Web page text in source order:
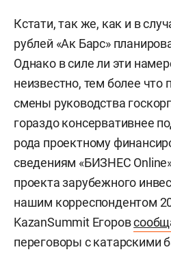
Кстати, так же, как и в
рублей «Ак Барс»
Однако в силе ли эти
неизвестно, тем более что
смены руководства
гораздо консервативнее
рода проектному
сведениям «БИЗНЕС
проекта зарубежного
нашим корреспондентом
KazanSummit Егоров
переговоры с катарскими